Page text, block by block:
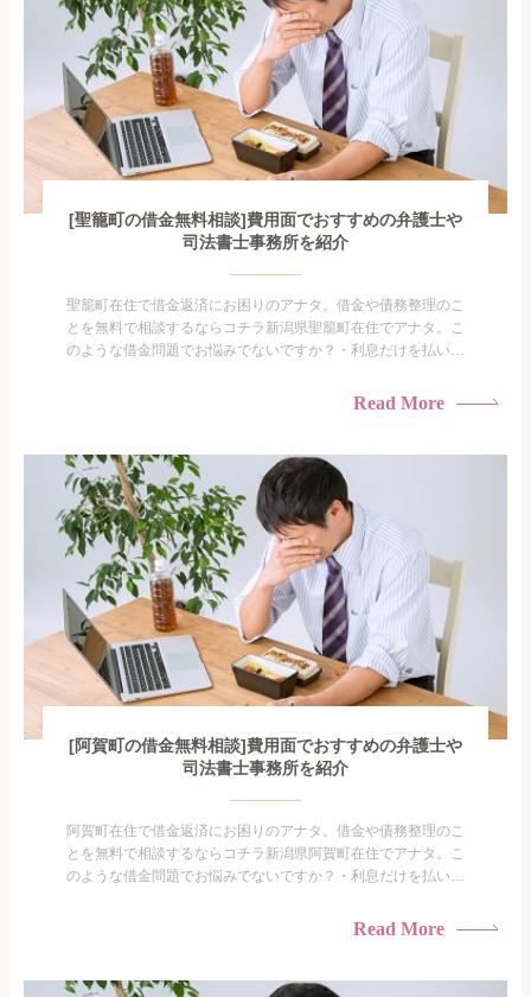
[聖籠町の借金無料相談]費用面でおすすめの弁護士や
司法書士事務所を紹介
聖籠町在住で借金返済にお困りのアナタ。借金や債務整理のこ
とを無料で相談するならコチラ新潟県聖籠町在住でアナタ。こ
のような借金問題でお悩みでないですか？・利息だけを払い続
られたくない・借金の催促、取り立てで憂鬱になる。・闇金に
がありま...
Read More
[阿賀町の借金無料相談]費用面でおすすめの弁護士や
司法書士事務所を紹介
阿賀町在住で借金返済にお困りのアナタ。借金や債務整理のこ
とを無料で相談するならコチラ新潟県阿賀町在住でアナタ。こ
のような借金問題でお悩みでないですか？・利息だけを払い続
られたくない・借金の催促、取り立てで憂鬱になる。・闇金に
がありま...
Read More